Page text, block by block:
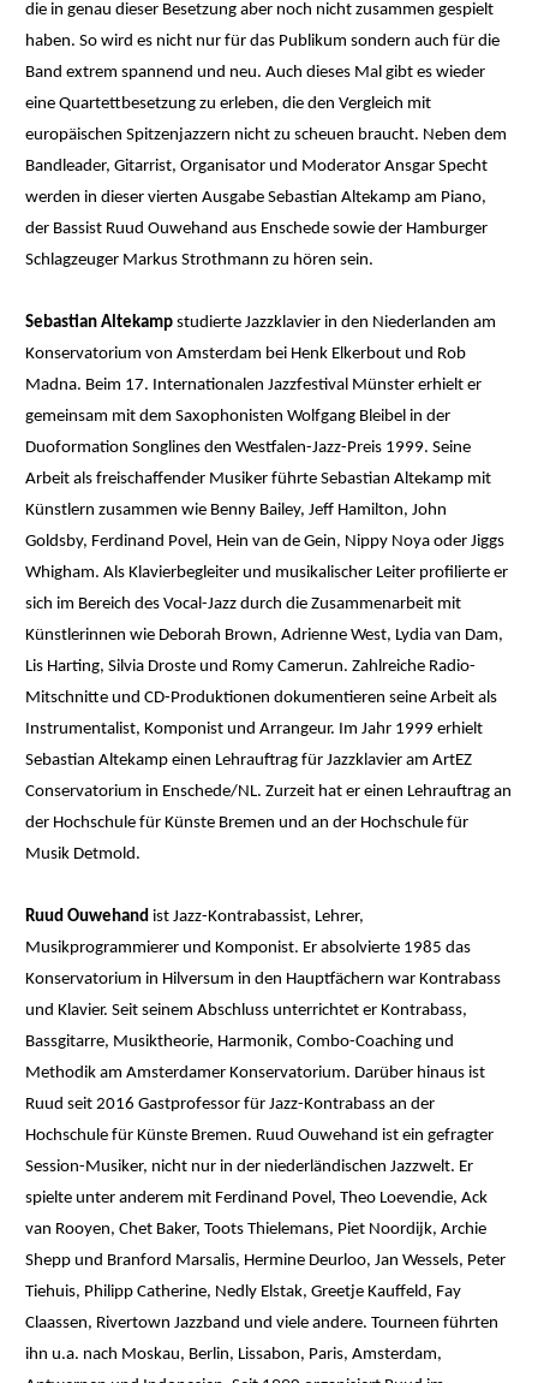
die in genau dieser Besetzung aber noch nicht zusammen gespielt
haben. So wird es nicht nur für das Publikum sondern auch für die
Band extrem spannend und neu. Auch dieses Mal gibt es wieder
eine Quartettbesetzung zu erleben, die den Vergleich mit
europäischen Spitzenjazzern nicht zu scheuen braucht. Neben dem
Bandleader, Gitarrist, Organisator und Moderator Ansgar Specht
werden in dieser vierten Ausgabe Sebastian Altekamp am Piano,
der Bassist Ruud Ouwehand aus Enschede sowie der Hamburger
Schlagzeuger Markus Strothmann zu hören sein.
Sebastian Altekamp studierte Jazzklavier in den Niederlanden am
Konservatorium von Amsterdam bei Henk Elkerbout und Rob
Madna. Beim 17. Internationalen Jazzfestival Münster erhielt er
gemeinsam mit dem Saxophonisten Wolfgang Bleibel in der
Duoformation Songlines den Westfalen-Jazz-Preis 1999. Seine
Arbeit als freischaffender Musiker führte Sebastian Altekamp mit
Künstlern zusammen wie Benny Bailey, Jeff Hamilton, John
Goldsby, Ferdinand Povel, Hein van de Gein, Nippy Noya oder Jiggs
Whigham. Als Klavierbegleiter und musikalischer Leiter profilierte er
sich im Bereich des Vocal-Jazz durch die Zusammenarbeit mit
Künstlerinnen wie Deborah Brown, Adrienne West, Lydia van Dam,
Lis Harting, Silvia Droste und Romy Camerun. Zahlreiche Radio-
Mitschnitte und CD-Produktionen dokumentieren seine Arbeit als
Instrumentalist, Komponist und Arrangeur. Im Jahr 1999 erhielt
Sebastian Altekamp einen Lehrauftrag für Jazzklavier am ArtEZ
Conservatorium in Enschede/NL. Zurzeit hat er einen Lehrauftrag an
der Hochschule für Künste Bremen und an der Hochschule für
Musik Detmold.
Ruud Ouwehand ist Jazz-Kontrabassist, Lehrer,
Musikprogrammierer und Komponist. Er absolvierte 1985 das
Konservatorium in Hilversum in den Hauptfächern war Kontrabass
und Klavier. Seit seinem Abschluss unterrichtet er Kontrabass,
Bassgitarre, Musiktheorie, Harmonik, Combo-Coaching und
Methodik am Amsterdamer Konservatorium. Darüber hinaus ist
Ruud seit 2016 Gastprofessor für Jazz-Kontrabass an der
Hochschule für Künste Bremen. Ruud Ouwehand ist ein gefragter
Session-Musiker, nicht nur in der niederländischen Jazzwelt. Er
spielte unter anderem mit Ferdinand Povel, Theo Loevendie, Ack
van Rooyen, Chet Baker, Toots Thielemans, Piet Noordijk, Archie
Shepp und Branford Marsalis, Hermine Deurloo, Jan Wessels, Peter
Tiehuis, Philipp Catherine, Nedly Elstak, Greetje Kauffeld, Fay
Claassen, Rivertown Jazzband und viele andere. Tourneen führten
ihn u.a. nach Moskau, Berlin, Lissabon, Paris, Amsterdam,